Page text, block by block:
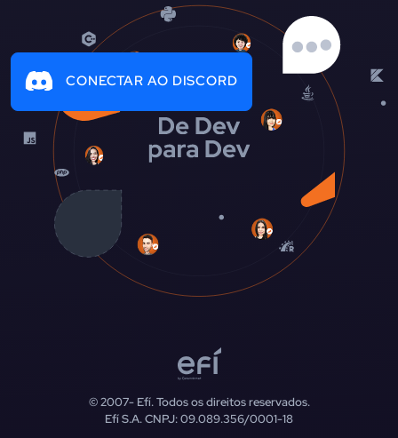
CONECTAR AO DISCORD
© 2007-Efí. Todos os direitos reservados.
Efí S.A. CNPJ: 09.089.356/0001-18